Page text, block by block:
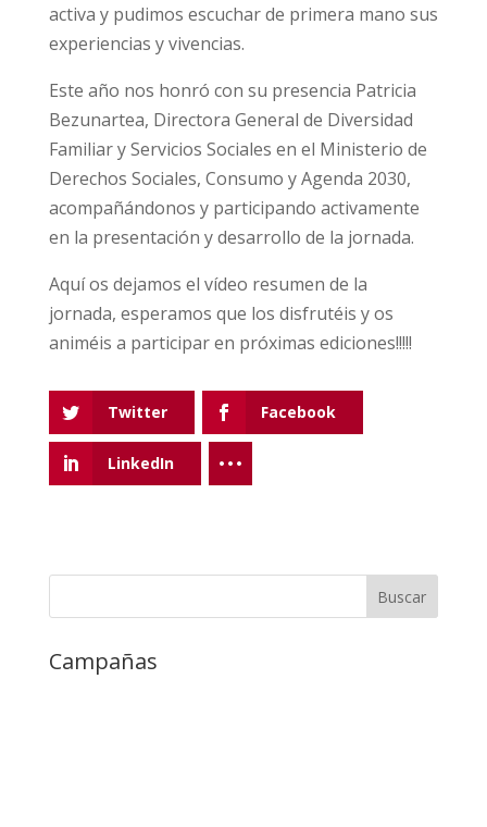
activa y pudimos escuchar de primera mano sus
experiencias y vivencias.
Este año nos honró con su presencia Patricia
Bezunartea, Directora General de Diversidad
Familiar y Servicios Sociales en el Ministerio de
Derechos Sociales, Consumo y Agenda 2030,
acompañándonos y participando activamente
en la presentación y desarrollo de la jornada.
Aquí os dejamos el vídeo resumen de la
jornada, esperamos que los disfrutéis y os
animéis a participar en próximas ediciones!!!!!
Twitter Facebook
LinkedIn
Campañas